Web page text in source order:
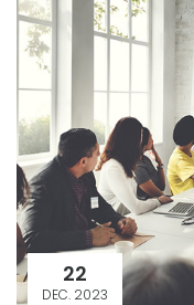
22
DEC. 2023